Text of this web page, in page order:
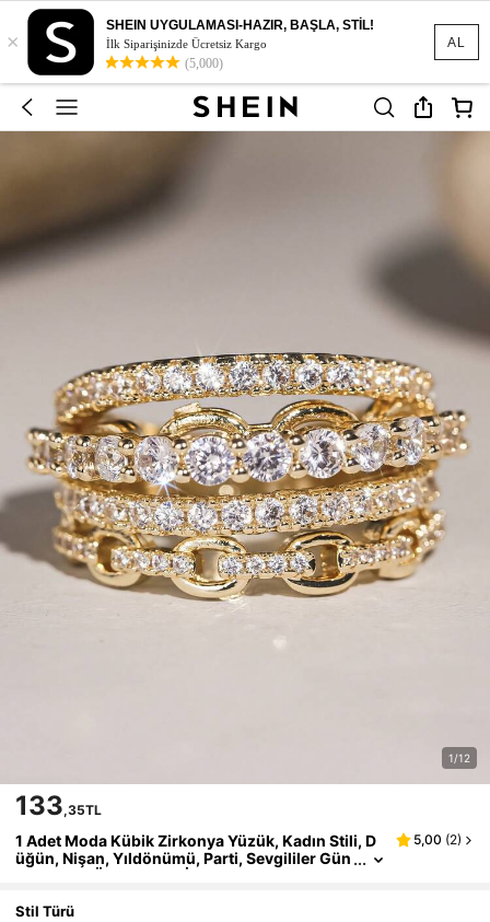
AL
×
SHEIN UYGULAMASI-HAZIR, BAŞLA, STİL!
İlk Siparişinizde Ücretsiz Kargo
(5,000)
1/12
133,35TL
1 Adet Moda Kübik Zirkonya Yüzük, Kadın Stili, D
üğün, Nişan, Yıldönümü, Parti, Sevgililer Gün
ü ve Diğer Özel Günler İçin Uygun
5,00 (2)
Stil Türü